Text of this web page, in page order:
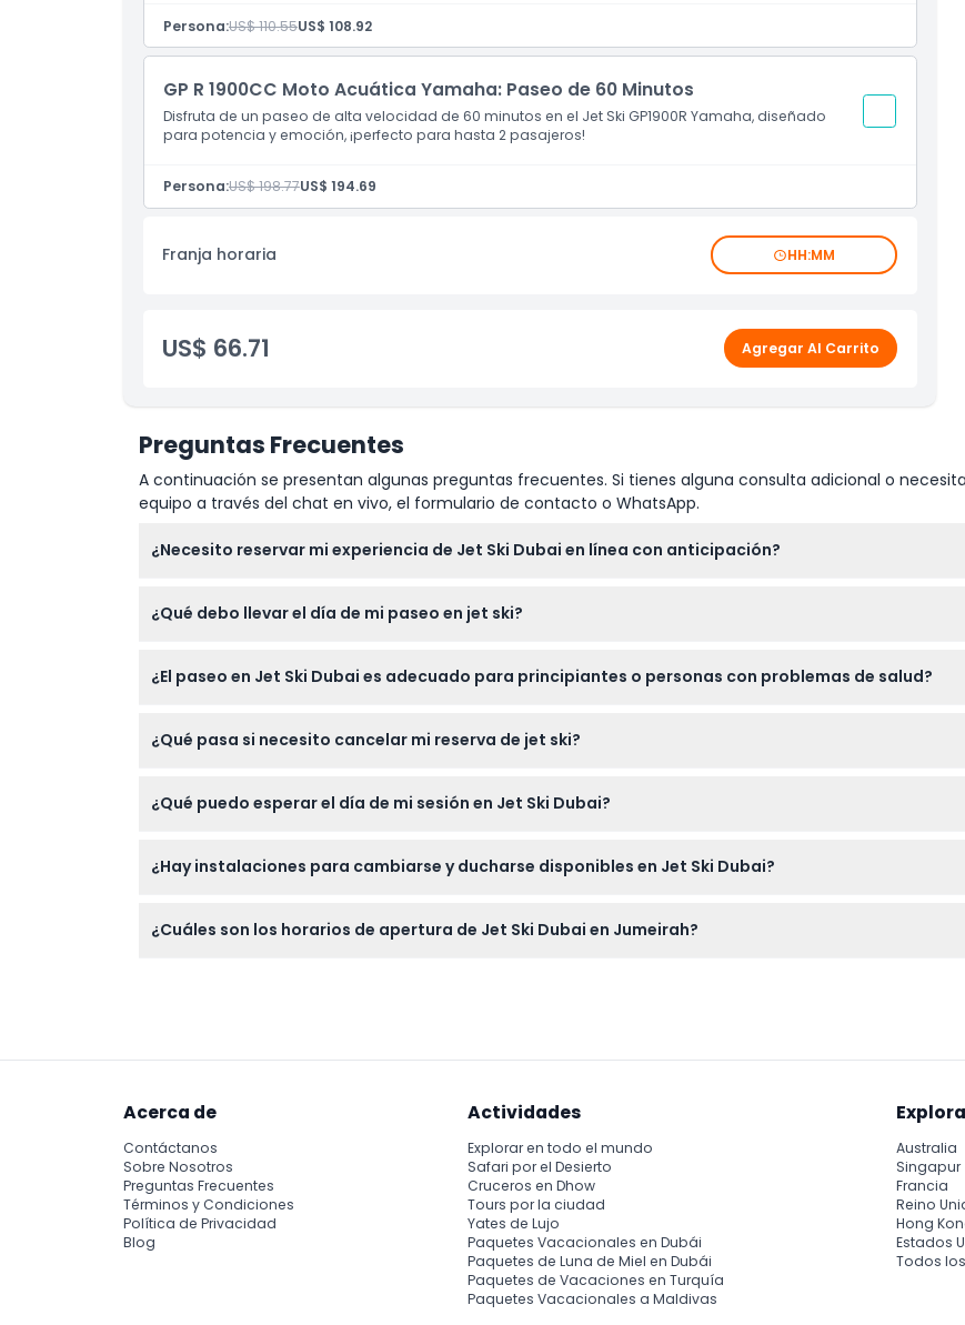
Persona:US$ 110.55US$ 108.92
GP R 1900CC Moto Acuática Yamaha: Paseo de 60 Minutos
Disfruta de un paseo de alta velocidad de 60 minutos en el Jet Ski GP1900R Yamaha, diseñado
para potencia y emoción, ¡perfecto para hasta 2 pasajeros!
Persona:US$ 198.77US$ 194.69
Franja horaria HH:MM
US$ 66.71 Agregar Al Carrito
Preguntas Frecuentes
A continuación se presentan algunas preguntas frecuentes. Si tienes alguna consulta adicional o
equipo a través del chat en vivo, el formulario de contacto o WhatsApp.
¿Necesito reservar mi experiencia de Jet Ski Dubai en línea con anticipación?
visitas con un grupo.
¿Qué debo llevar el día de mi paseo en jet ski?
por 50 AED.
¿El paseo en Jet Ski Dubai es adecuado para principiantes o personas con problemas de salud?
afecciones cardíacas o estás embarazada.
¿Qué pasa si necesito cancelar mi reserva de jet ski?
¿Qué puedo esperar el día de mi sesión en Jet Ski Dubai?
capitán profesional para mejorar tu experiencia.
¿Hay instalaciones para cambiarse y ducharse disponibles en Jet Ski Dubai?
¿Cuáles son los horarios de apertura de Jet Ski Dubai en Jumeirah?
Acerca de
Contáctanos
Sobre Nosotros
Preguntas Frecuentes
Términos y Condiciones
Política de Privacidad
Blog
Actividades
Explorar en todo el mundo
Safari por el Desierto
Cruceros en Dhow
Tours por la ciudad
Yates de Lujo
Paquetes Vacacionales en Dubái
Paquetes de Luna de Miel en Dubái
Paquetes de Vacaciones en Turquía
Paquetes Vacacionales a Maldivas
Australia
Singapur
Francia
Reino
Hong
Estados
Todos